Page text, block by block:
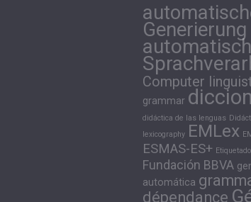
Generierung
Computer
grammar
didáctica de las lenguas
lexicography EMLex
ESMAS-ES+
Fundación BBVA
automática
dépendance